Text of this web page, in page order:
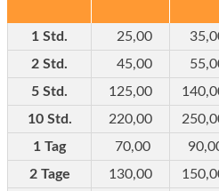
1 Std. 25,00
2 Std.
45,00
5 Std.
125,00
10 Std.
220,00
1 Tag
70,00
2 Tage
130,00